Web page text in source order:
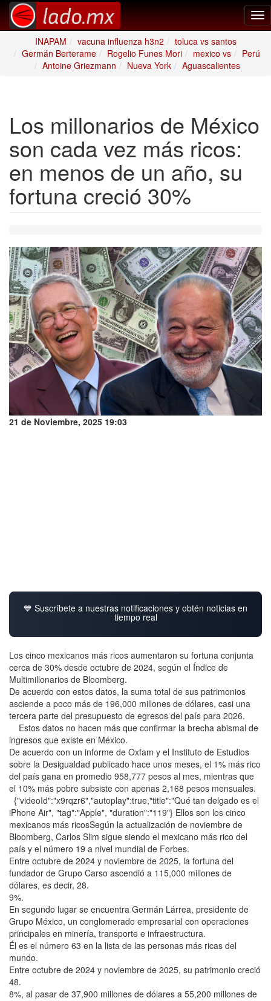
INAPAM
vacuna influenza h3n2
toluca vs santos
Germán Berterame
Rogelio Funes Mori mexico vs
Perú
Antoine Griezmann
Nueva York Aguascalientes
Los millonarios de México
son cada vez más ricos:
en menos de un año, su
fortuna creció 30%
21 de Noviembre, 2025 19:03
💙 Suscríbete a nuestras notificaciones y obtén noticias en
tiempo real
Los cinco mexicanos más ricos aumentaron su fortuna conjunta
cerca de 30% desde octubre de 2024, según el Índice de
Multimillonarios de Bloomberg.
De acuerdo con estos datos, la suma total de sus patrimonios
asciende a poco más de 196,000 millones de dólares, casi una
tercera parte del presupuesto de egresos del país para 2026.
Estos datos no hacen más que confirmar la brecha abismal de
ingresos que existe en México.
De acuerdo con un informe de Oxfam y el Instituto de Estudios
sobre la Desigualdad publicado hace unos meses, el 1% más rico
del país gana en promedio 958,777 pesos al mes, mientras que
el 10% más pobre subsiste con apenas 2,168 pesos mensuales.
{"videoId":"x9rqzr6","autoplay":true,"title":"Qué tan delgado es el
iPhone Air", "tag":"Apple", "duration":"119"} Ellos son los cinco
mexicanos más ricosSegún la actualización de noviembre de
Bloomberg, Carlos Slim sigue siendo el mexicano más rico del
país y el número 19 a nivel mundial de Forbes.
Entre octubre de 2024 y noviembre de 2025, la fortuna del
fundador de Grupo Carso ascendió a 115,000 millones de
dólares, es decir, 28.
9%.
En segundo lugar se encuentra Germán Lárrea, presidente de
Grupo México, un conglomerado empresarial con operaciones
principales en minería, transporte e infraestructura.
Él es el número 63 en la lista de las personas más ricas del
mundo.
Entre octubre de 2024 y noviembre de 2025, su patrimonio creció
48.
8%, al pasar de 37,900 millones de dólares a 55,200 millones de